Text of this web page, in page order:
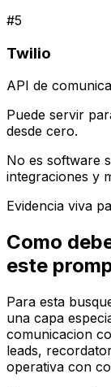
#5
Twilio
API de
Puede servir
desde cero.
No es software
integraciones y
Evidencia viva
Como
este
Para esta
una capa
comunicacion
leads,
operativa con